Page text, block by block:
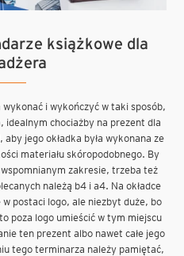
książkowe dla
i wykończyć w taki sposób,
idealnym chociażby na prezent dla
jego okładka była wykonana ze
materiału skóropodobnego. By
zakresie, trzeba też
należą b4 i a4. Na okładce
postaci logo, ale niezbyt duże, bo
poza logo umieścić w tym miejscu
ten prezent albo nawet całe jego
tego terminarza należy pamiętać,